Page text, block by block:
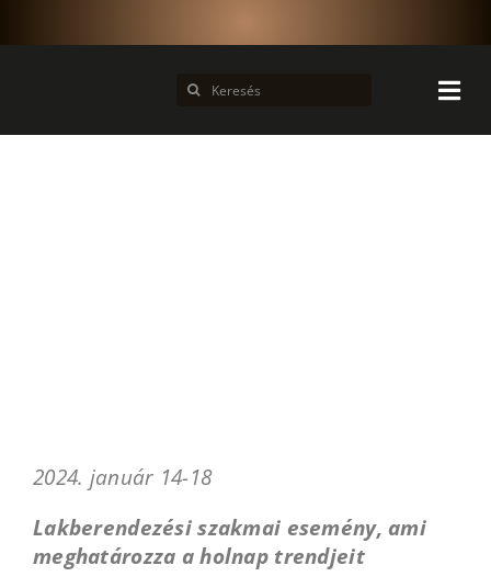
Keresés...
2024. január 14-18
Lakberendezési szakmai esemény, ami
meghatározza a holnap trendjeit